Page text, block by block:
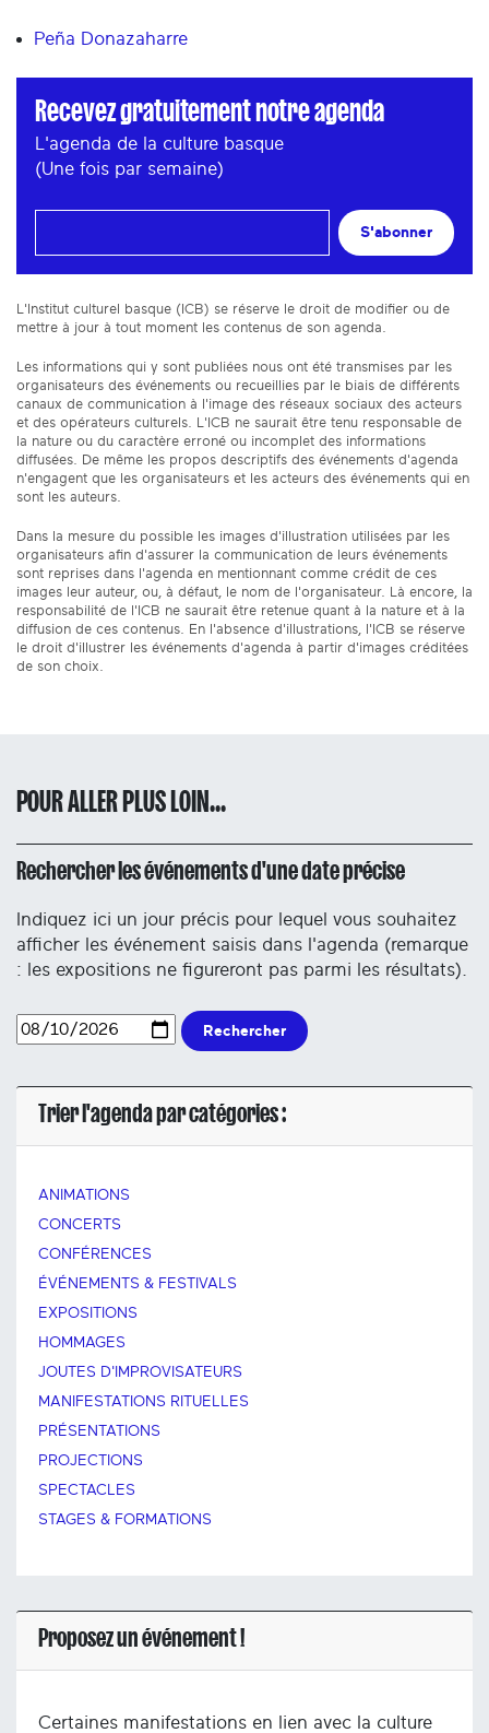
Peña Donazaharre
Recevez gratuitement notre agenda
L'agenda de la culture basque
(Une fois par semaine)
S'abonner
L'Institut culturel basque (ICB) se réserve le droit de modifier ou de
mettre à jour à tout moment les contenus de son agenda.
Les informations qui y sont publiées nous ont été transmises par les
organisateurs des événements ou recueillies par le biais de différents
canaux de communication à l'image des réseaux sociaux des acteurs
et des opérateurs culturels. L'ICB ne saurait être tenu responsable de
la nature ou du caractère erroné ou incomplet des informations
diffusées. De même les propos descriptifs des événements d'agenda
n'engagent que les organisateurs et les acteurs des événements qui en
sont les auteurs.
Dans la mesure du possible les images d'illustration utilisées par les
organisateurs afin d'assurer la communication de leurs événements
sont reprises dans l'agenda en mentionnant comme crédit de ces
images leur auteur, ou, à défaut, le nom de l'organisateur. Là encore, la
responsabilité de l'ICB ne saurait être retenue quant à la nature et à la
diffusion de ces contenus. En l'absence d'illustrations, l'ICB se réserve
le droit d'illustrer les événements d'agenda à partir d'images créditées
de son choix.
POUR ALLER PLUS LOIN...
Rechercher les événements d'une date précise
Indiquez ici un jour précis pour lequel vous souhaitez
afficher les événement saisis dans l'agenda (remarque
: les expositions ne figureront pas parmi les résultats).
Rechercher
Trier l'agenda par catégories :
ANIMATIONS
CONCERTS
CONFÉRENCES
ÉVÉNEMENTS & FESTIVALS
EXPOSITIONS
HOMMAGES
JOUTES D'IMPROVISATEURS
MANIFESTATIONS RITUELLES
PRÉSENTATIONS
PROJECTIONS
SPECTACLES
STAGES & FORMATIONS
Proposez un événement !
Certaines manifestations en lien avec la culture